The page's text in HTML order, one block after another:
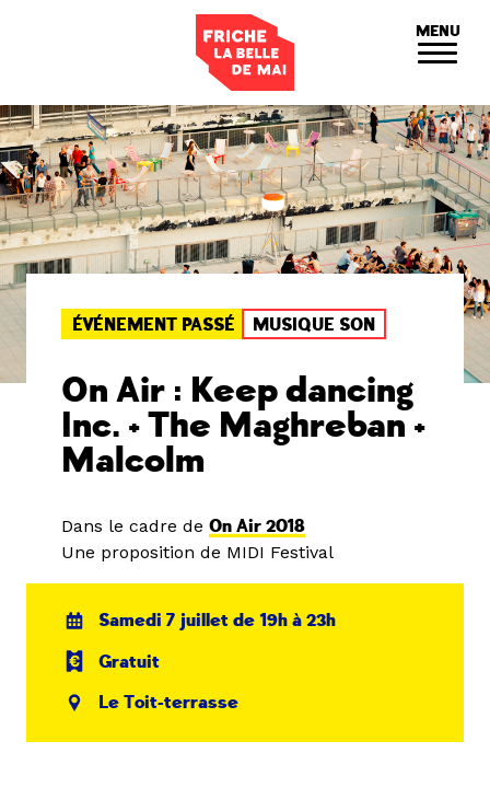
MENU
ÉVÉNEMENT PASSÉ MUSIQUE SON
On Air : Keep dancing
Inc. + The Maghreban +
Malcolm
Dans le cadre de On Air 2018
Une proposition de MIDI Festival
Samedi 7 juillet de 19h à 23h
Gratuit
Le Toit-terrasse
Panneau de gestion des cookies